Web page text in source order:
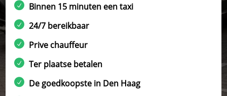
Binnen 15 minuten een taxi
24/7 bereikbaar
Prive chauffeur
Ter plaatse betalen
De goedkoopste in Den Haag